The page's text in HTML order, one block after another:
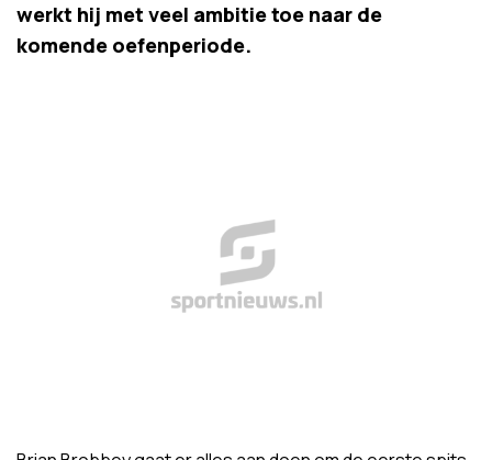
werkt hij met veel ambitie toe naar de
komende oefenperiode.